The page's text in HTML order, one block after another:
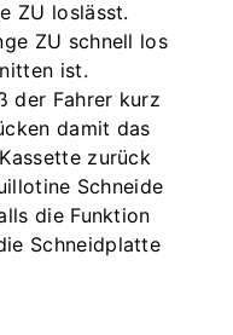
ZU loslässt.
ZU schnell los
ist.
der Fahrer kurz
damit das
zurück
Schneide
die Funktion
Schneidplatte